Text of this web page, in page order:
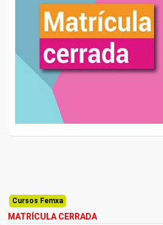
Cursos Femxa
MATRÍCULA CERRADA